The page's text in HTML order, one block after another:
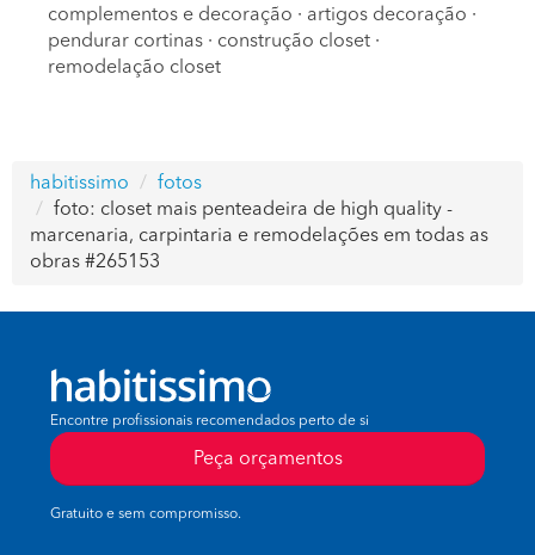
complementos e decoração · artigos decoração ·
pendurar cortinas · construção closet ·
remodelação closet
habitissimo
fotos
foto: closet mais penteadeira de high quality -
marcenaria, carpintaria e remodelações em todas as
obras #265153
Encontre profissionais recomendados perto de si
Peça orçamentos
Gratuito e sem compromisso.